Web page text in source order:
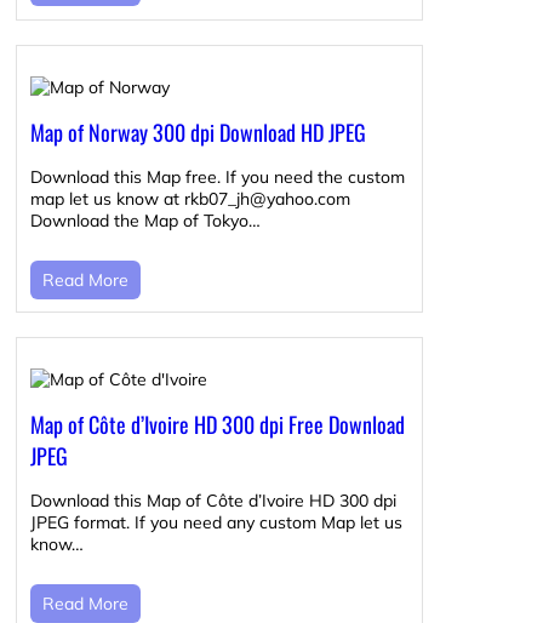
Map of Norway 300 dpi Download HD JPEG
Download this Map free. If you need the custom
map let us know at rkb07_jh@yahoo.com
Download the Map of Tokyo…
Read More
Map of Côte d’Ivoire HD 300 dpi Free Download
JPEG
Download this Map of Côte d’Ivoire HD 300 dpi
JPEG format. If you need any custom Map let us
know…
Read More